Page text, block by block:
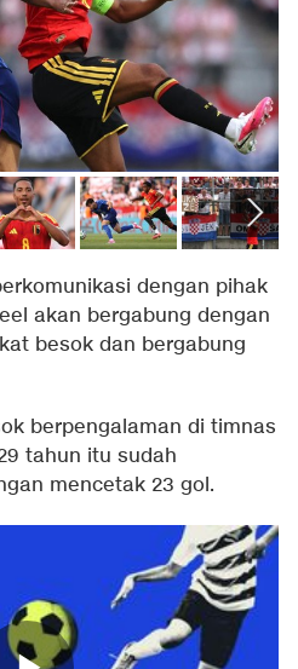
dengan pihak
akan bergabung dengan
besok dan bergabung
berpengalaman di timnas
tahun itu sudah
mencetak 23 gol.